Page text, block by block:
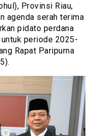
Provinsi Riau,
agenda serah terima
pidato perdana
untuk periode 2025-
Rapat Paripurna